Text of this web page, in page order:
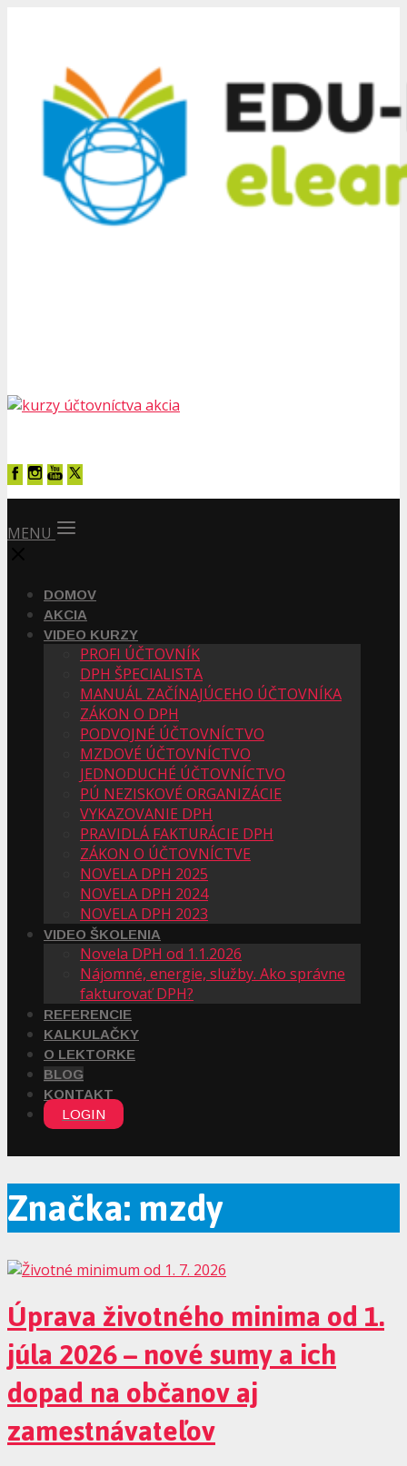
MENU
DOMOV
AKCIA
VIDEO KURZY
PROFI ÚČTOVNÍK
DPH ŠPECIALISTA
MANUÁL ZAČÍNAJÚCEHO ÚČTOVNÍKA
ZÁKON O DPH
PODVOJNÉ ÚČTOVNÍCTVO
MZDOVÉ ÚČTOVNÍCTVO
JEDNODUCHÉ ÚČTOVNÍCTVO
PÚ NEZISKOVÉ ORGANIZÁCIE
VYKAZOVANIE DPH
PRAVIDLÁ FAKTURÁCIE DPH
ZÁKON O ÚČTOVNÍCTVE
NOVELA DPH 2025
NOVELA DPH 2024
NOVELA DPH 2023
VIDEO ŠKOLENIA
Novela DPH od 1.1.2026
Nájomné, energie, služby. Ako správne
fakturovať DPH?
REFERENCIE
KALKULAČKY
O LEKTORKE
BLOG
KONTAKT
LOGIN
Značka: mzdy
Úprava životného minima od 1.
júla 2026 – nové sumy a ich
dopad na občanov aj
zamestnávateľov